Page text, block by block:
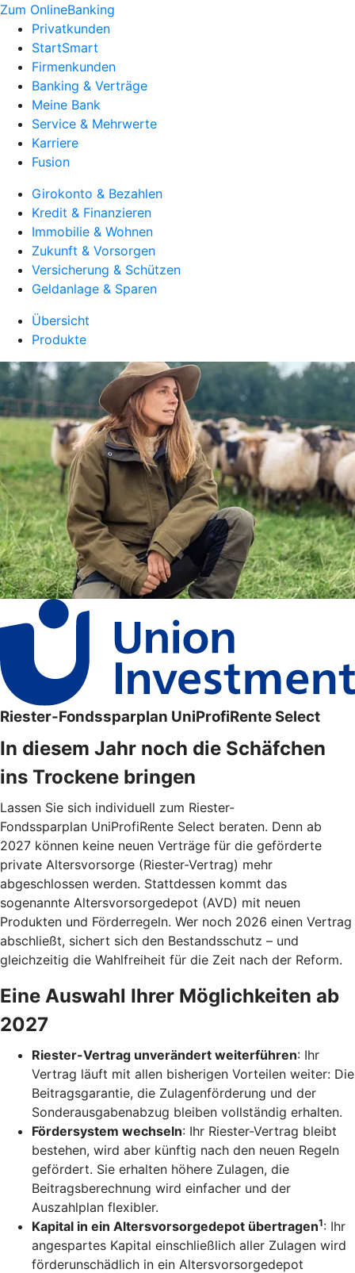
Zum OnlineBanking
Privatkunden
StartSmart
Firmenkunden
Banking & Verträge
Meine Bank
Service & Mehrwerte
Karriere
Fusion
Girokonto & Bezahlen
Kredit & Finanzieren
Immobilie & Wohnen
Zukunft & Vorsorgen
Versicherung & Schützen
Geldanlage & Sparen
Übersicht
Produkte
Riester-Fondssparplan UniProfiRente Select
In diesem Jahr noch die Schäfchen
ins Trockene bringen
Lassen Sie sich individuell zum Riester-
Fondssparplan UniProfiRente Select beraten. Denn ab
2027 können keine neuen Verträge für die geförderte
private Altersvorsorge (Riester-Vertrag) mehr
abgeschlossen werden. Stattdessen kommt das
sogenannte Altersvorsorgedepot (AVD) mit neuen
Produkten und Förderregeln. Wer noch 2026 einen Vertrag
abschließt, sichert sich den Bestandsschutz – und
gleichzeitig die Wahlfreiheit für die Zeit nach der Reform.
Eine Auswahl Ihrer Möglichkeiten ab
2027
Riester-Vertrag unverändert weiterführen: Ihr
Vertrag läuft mit allen bisherigen Vorteilen weiter: Die
Beitragsgarantie, die Zulagenförderung und der
Sonderausgabenabzug bleiben vollständig erhalten.
Fördersystem wechseln: Ihr Riester-Vertrag bleibt
bestehen, wird aber künftig nach den neuen Regeln
gefördert. Sie erhalten höhere Zulagen, die
Beitragsberechnung wird einfacher und der
Auszahlplan flexibler.
Kapital in ein Altersvorsorgedepot übertragen1: Ihr
angespartes Kapital einschließlich aller Zulagen wird
förderunschädlich in ein Altersvorsorgedepot